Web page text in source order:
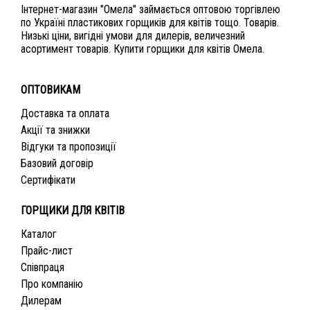
Інтернет-магазин "Омела" займається оптовою торгівлею
по Україні пластикових горщиків для квітів тощо. Товарів.
Низькі ціни, вигідні умови для дилерів, величезний
асортимент товарів. Купити горщики для квітів Омела.
ОПТОВИКАМ
Доставка та оплата
Акції та знижки
Відгуки та пропозиції
Базовий договір
Сертифікати
ГОРЩИКИ ДЛЯ КВІТІВ
Каталог
Прайс-лист
Співпраця
Про компанію
Дилерам